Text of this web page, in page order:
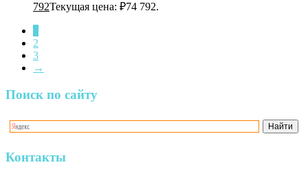
792Текущая цена: ₽74 792.
2
3
→
Поиск по сайту
Контакты